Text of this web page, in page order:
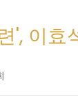
', 이